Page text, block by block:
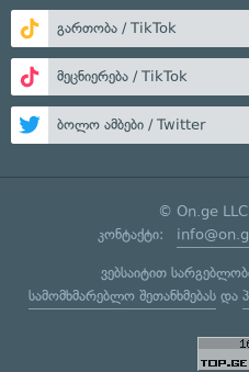
გართობა / TikTok
მეცნიერება / TikTok
ბოლო ამბები / Twitter
© On.ge
კონტაქტი:
ვებსაიტით
სამომხმარებლო შეთანხმებასდა